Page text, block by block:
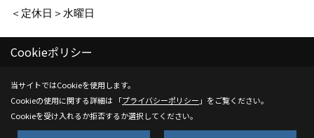
＜定休日＞水曜日
建設業許可 山口県知事許可（特-3）第 14145 号
Cookieポリシー
当サイトではCookieを使用します。
Cookieの使用に関する詳細は 「プライバシーポリシー 」をご覧ください。
Cookieを受け入れるか拒否するか選択してください。